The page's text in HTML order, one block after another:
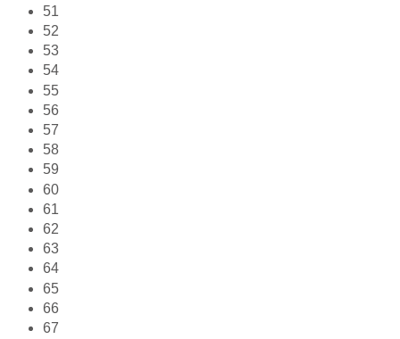
51
52
53
54
55
56
57
58
59
60
61
62
63
64
65
66
67